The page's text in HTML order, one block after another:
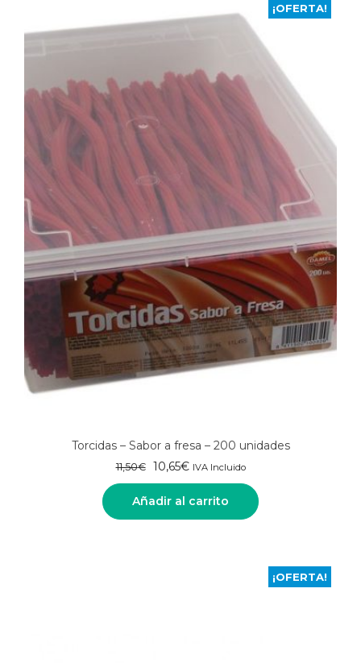
¡OFERTA!
Torcidas – Sabor a fresa – 200 unidades
11,50€
El
precio
original
era:
10,65€El
precio
actual
es:
IVA Incluido
Añadir al carrito
¡OFERTA!